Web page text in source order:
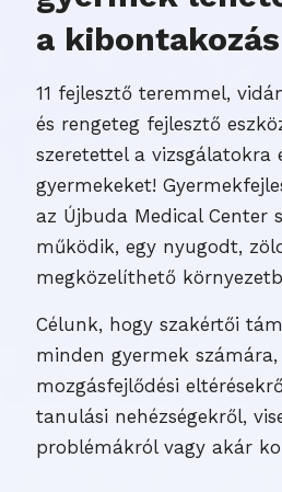
a
11 fejlesztő teremmel,
és rengeteg fejlesztő
szeretettel a vizsgálatokra
gyermekeket!
az Újbuda Medical Center
működik, egy nyugodt,
megközelíthető
Célunk, hogy szakértői
minden gyermek számára,
mozgásfejlődési
tanulási nehézségekről,
problémákról vagy akár